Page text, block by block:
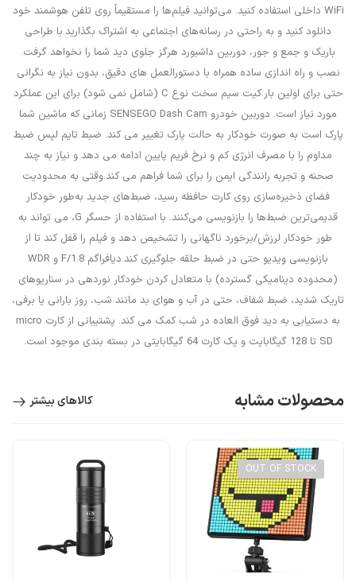
WiFi داخلی استفاده کنید. می‌توانید فیلم‌ها را مستقیماً روی تلفن هوشمند خود
دانلود کنید و به راحتی در رسانه‌های اجتماعی به اشتراک بگذارید.با طراحی
باریک و جمع و جور، دوربین داشبورد هرگز جلوی دید شما را نخواهد گرفت.
نصب و راه اندازی ساده همراه با دستورالعمل های دقیق، بدون نیاز به نگرانی
حتی برای اولین بار.کیت سیم سخت نوع C (شامل نمی شود) برای این عملکرد
مورد نیاز است. دوربین خودرو SENSEGO Dash Cam زمانی که ماشین شما
پارک است به صورت خودکار به حالت پارک تغییر می کند. ضبط تایم لپس ضبط
مداوم را با مصرف انرژی کم و نرخ فریم پایین ادامه می دهد و نیاز به چند
صحنه و تجربه رانندگی ایمن را برای شما فراهم می کند.وقتی به محدودیت
فضای ذخیره‌سازی روی کارت حافظه رسید، ضبط‌های جدید به‌طور خودکار
قدیمی‌ترین ضبط‌ها را بازنویسی می‌کنند. با استفاده از حسگر G، می تواند به
طور خودکار لرزش/برخورد ناگهانی را تشخیص دهد و فیلم را قفل کند تا از
بازنویسی ویدیو حتی در ضبط حلقه جلوگیری کند.دیافراگم F/1.8 و WDR
(محدوده دینامیکی گسترده) با متعادل کردن خودکار نوردهی در سناریوهای
تاریک شدید، ضبط شفاف، حتی در آب و هوای بد مانند شب، روز بارانی یا برفی،
به دستیابی به دید فوق العاده در شب کمک می کند. پشتیبانی از کارت micro
SD تا 128 گیگابایت و یک کارت 64 گیگابایتی در بسته بندی موجود است.
محصولات مشابه کالاهای بیشتر
OUT OF STOCK